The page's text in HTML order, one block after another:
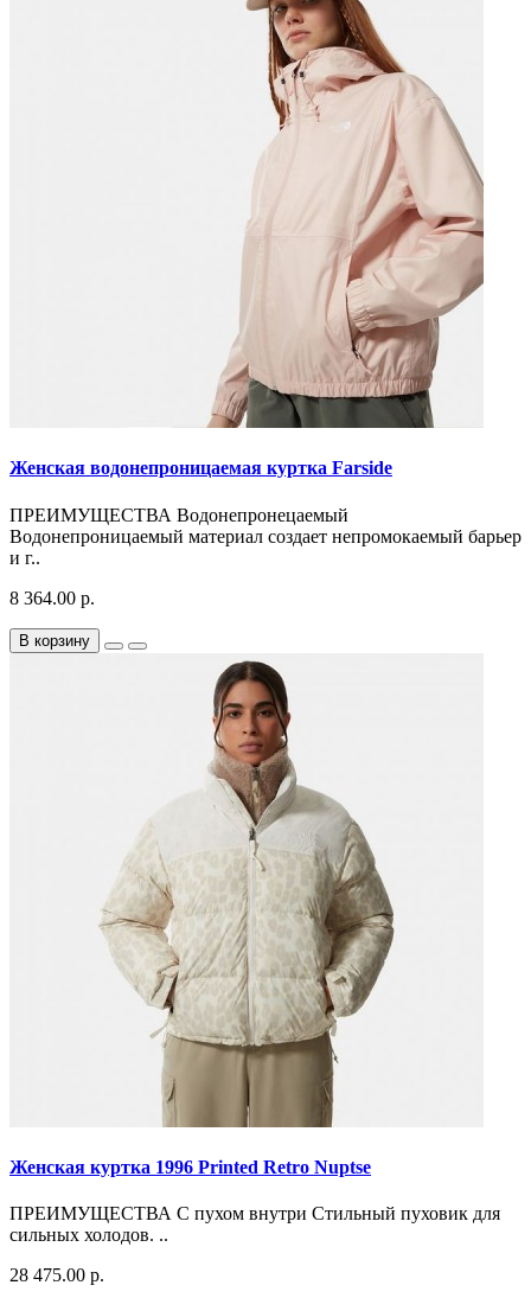
Женская водонепроницаемая куртка Farside
ПРЕИМУЩЕСТВА Водонепронецаемый
Водонепроницаемый материал создает непромокаемый барьер
и г..
8 364.00 р.
В корзину
Женская куртка 1996 Printed Retro Nuptse
ПРЕИМУЩЕСТВА С пухом внутри Стильный пуховик для
сильных холодов. ..
28 475.00 р.